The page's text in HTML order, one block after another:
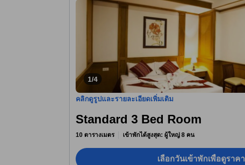
1/4
คลิกดูรูปและรายละเอียดเพิ่มเติม
Standard 3 Bed Room
10 ตารางเมตร เข้าพักได้สูงสุด: ผู้ใหญ่ 8 คน
เลือกวันเข้าพักเพื่อดูราคา